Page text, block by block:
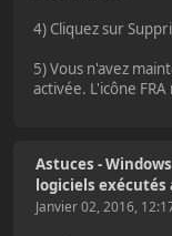
4) Cliquez sur
5) Vous n'avez
activée. L'icône
Astuces -
logiciels exécutés
Janvier 02, 2016,